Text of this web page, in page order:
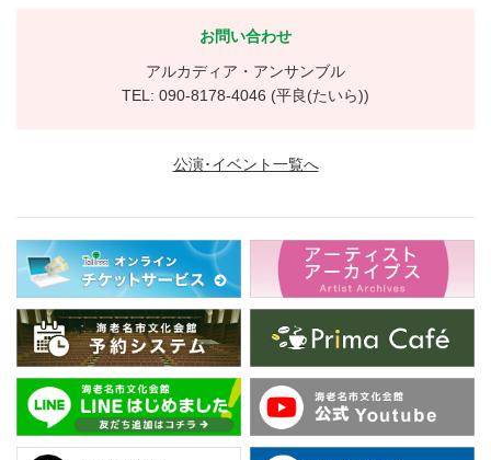
お問い合わせ
アルカディア・アンサンブル
TEL: 090-8178-4046 (平良(たいら))
公演･イベント一覧へ